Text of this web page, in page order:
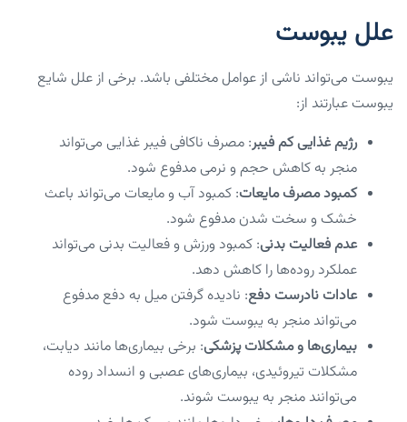
علل یبوست
یبوست می‌تواند ناشی از عوامل مختلفی باشد. برخی از علل شایع
یبوست عبارتند از:
رژیم غذایی کم فیبر: مصرف ناکافی فیبر غذایی می‌تواند
منجر به کاهش حجم و نرمی مدفوع شود.
کمبود مصرف مایعات: کمبود آب و مایعات می‌تواند باعث
خشک و سخت شدن مدفوع شود.
عدم فعالیت بدنی: کمبود ورزش و فعالیت بدنی می‌تواند
عملکرد روده‌ها را کاهش دهد.
عادات نادرست دفع: نادیده گرفتن میل به دفع مدفوع
می‌تواند منجر به یبوست شود.
بیماری‌ها و مشکلات پزشکی: برخی بیماری‌ها مانند دیابت،
مشکلات تیروئیدی، بیماری‌های عصبی و انسداد روده
می‌توانند منجر به یبوست شوند.